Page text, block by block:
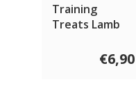
Training
Treats Lamb
€6,90